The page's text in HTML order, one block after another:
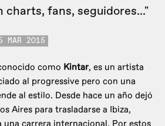
charts, fans, seguidores..."
MAR 2015
como Kintar, es un artista
al progressive pero con una
al estilo. Desde hace un año dejó
Aires para trasladarse a Ibiza,
una carrera internacional. Por estos